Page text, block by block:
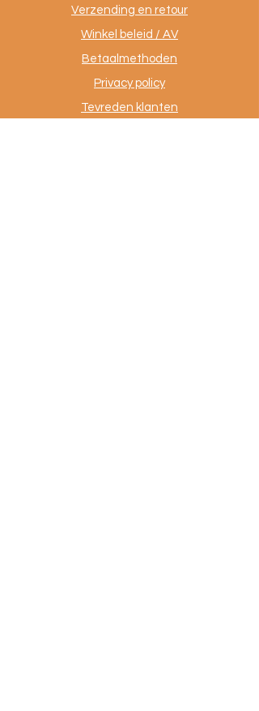
Verzending en retour
Winkel beleid / AV
Betaalmethoden
Privacy policy
Tevreden klanten